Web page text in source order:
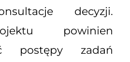
decyzji.
powinien
postępy zadań